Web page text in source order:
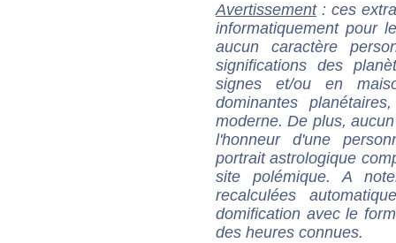
Avertissement: ces
informatiquement pour
aucun caractère
significations des
signes et/ou en
dominantes
moderne. De plus,
l'honneur d'une
portrait astrologique
site polémique. A
recalculées
domification avec le
des heures connues.